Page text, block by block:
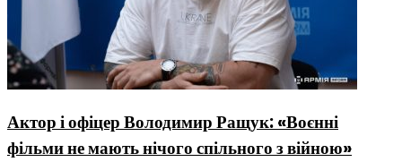
Актор і офіцер Володимир Ращук: «Воєнні
фільми не мають нічого спільного з війною»